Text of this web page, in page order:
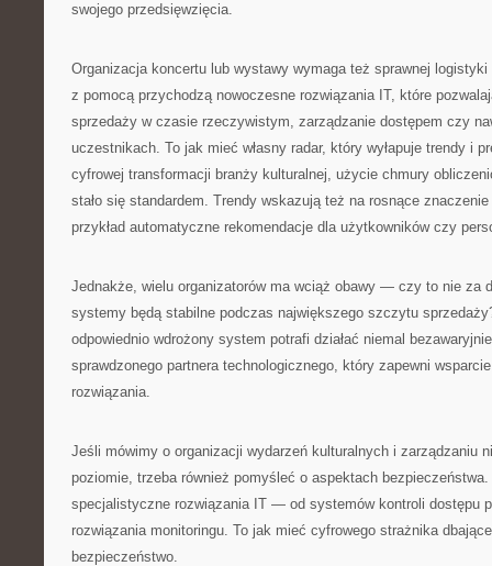
swojego przedsięwzięcia.
Organizacja koncertu lub wystawy wymaga też sprawnej logistyki
z pomocą przychodzą nowoczesne rozwiązania IT, które
sprzedaży w czasie rzeczywistym, zarządzanie dostępem czy
uczestnikach. To jak mieć własny radar, który wyłapuje trendy i
cyfrowej transformacji branży kulturalnej, użycie chmury
stało się standardem. Trendy wskazują też na rosnące
przykład automatyczne rekomendacje dla użytkowników czy
Jednakże, wielu organizatorów ma wciąż obawy — czy to nie za
systemy będą stabilne podczas największego szczytu
odpowiednio wdrożony system potrafi działać niemal
sprawdzonego partnera technologicznego, który zapewni
rozwiązania.
Jeśli mówimy o organizacji wydarzeń kulturalnych i zarządzaniu
poziomie, trzeba również pomyśleć o aspektach
specjalistyczne rozwiązania IT — od systemów kontroli dostępu
rozwiązania monitoringu. To jak mieć cyfrowego strażnika
bezpieczeństwo.